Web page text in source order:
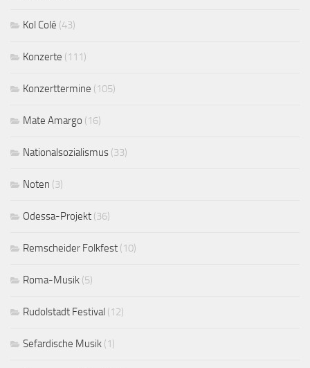
Kol Colé (43)
Konzerte (111)
Konzerttermine (105)
Mate Amargo (16)
Nationalsozialismus (33)
Noten (3)
Odessa-Projekt (36)
Remscheider Folkfest (10)
Roma-Musik (5)
Rudolstadt Festival (12)
Sefardische Musik (1)